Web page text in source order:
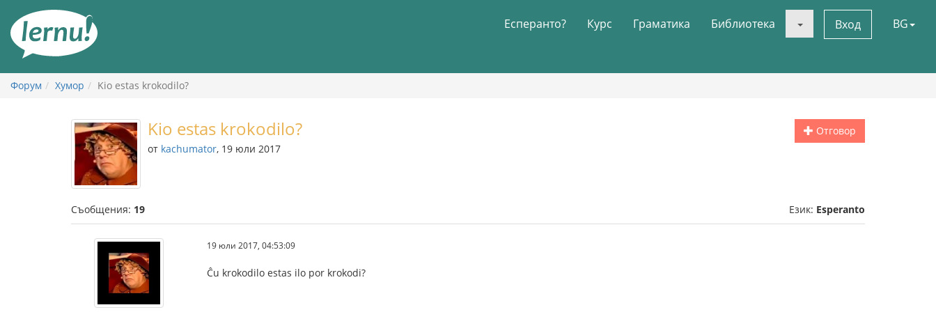
съдържанието
Есперанто? Курс Граматика Библиотека Вход BG
Форум Хумор Kio estas krokodilo?
Отговор
Kio estas krokodilo?
от kachumator, 19 юли 2017
Съобщения: 19 Език: Esperanto
19 юли 2017, 04:53:09
Ĉu krokodilo estas ilo por krokodi?